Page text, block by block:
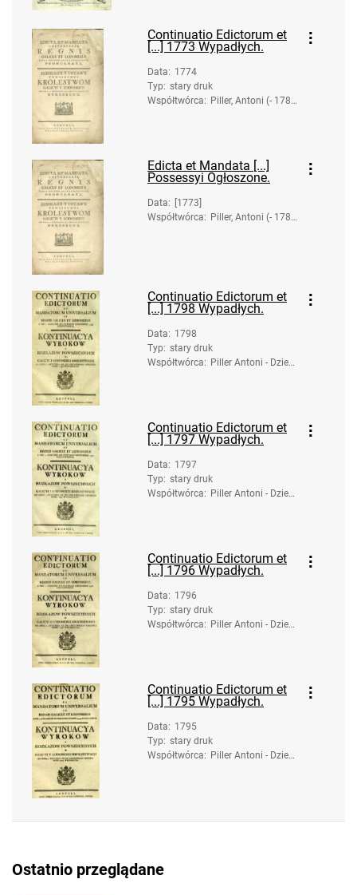
Continuatio Edictorum et
[...] 1773 Wypadłych.
Data: 1774
Typ: stary druk
Współtwórca: Piller, Antoni (- 178
Edicta et Mandata [...]
Possessyi Ogłoszone.
Data:
[1773]
Współtwórca: Piller, Antoni (- 178
Continuatio Edictorum et
[...] 1798 Wypadłych.
Data: 1798
Typ: stary druk
Współtwórca: Piller Antoni - Dzied
Continuatio Edictorum et
[...] 1797 Wypadłych.
Data: 1797
Typ: stary druk
Współtwórca: Piller Antoni - Dzied
Continuatio Edictorum et
[...] 1796 Wypadłych.
Data: 1796
Typ: stary druk
Współtwórca: Piller Antoni - Dzied
Continuatio Edictorum et
[...] 1795 Wypadłych.
Data: 1795
Typ: stary druk
Współtwórca: Piller Antoni - Dzied
Ostatnio przeglądane